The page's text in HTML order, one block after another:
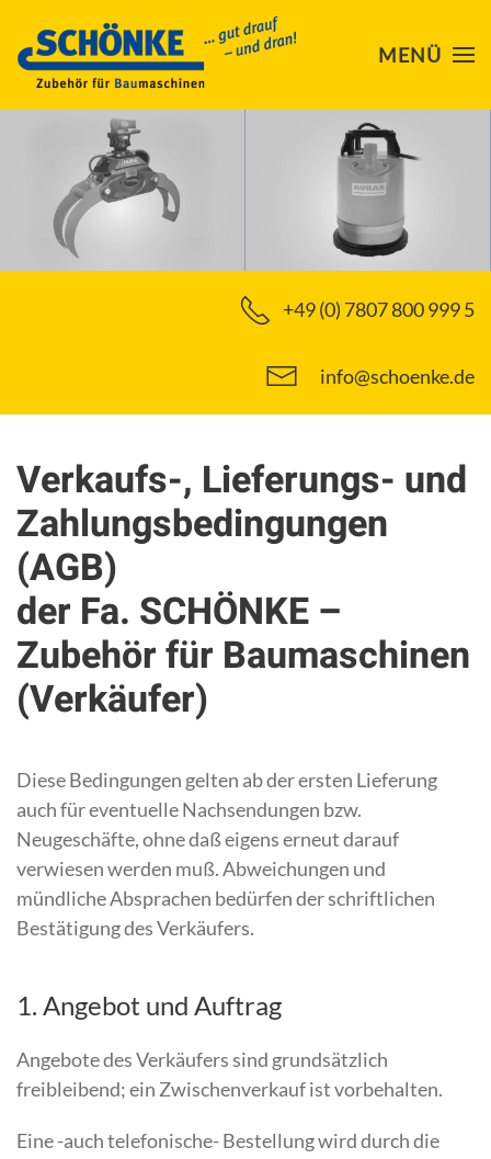
Skip to main content MENÜ
+49 (0) 7807 800 999 5
info@schoenke.de
Verkaufs-, Lieferungs- und
Zahlungsbedingungen
(AGB)
der Fa. SCHÖNKE –
Zubehör für Baumaschinen
(Verkäufer)
Diese Bedingungen gelten ab der ersten Lieferung
auch für eventuelle Nachsendungen bzw.
Neugeschäfte, ohne daß eigens erneut darauf
verwiesen werden muß. Abweichungen und
mündliche Absprachen bedürfen der schriftlichen
Bestätigung des Verkäufers.
1. Angebot und Auftrag
Angebote des Verkäufers sind grundsätzlich
freibleibend; ein Zwischenverkauf ist vorbehalten.
Eine -auch telefonische- Bestellung wird durch die